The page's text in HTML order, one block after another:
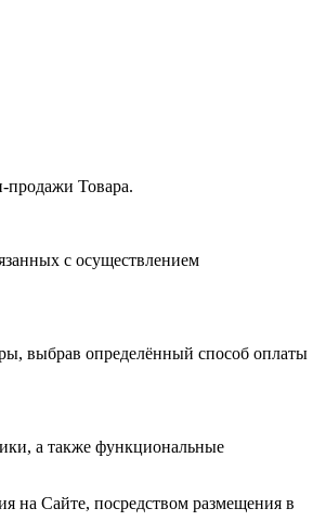
продажи Товара.
с осуществлением
выбрав определённый способ оплаты
а также функциональные
на Сайте, посредством размещения в